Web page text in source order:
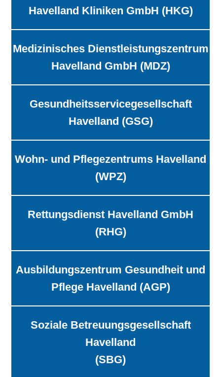
Havelland Kliniken GmbH (HKG)
Medizinisches Dienstleistungszentrum
Havelland GmbH (MDZ)
Gesundheitsservicegesellschaft
Havelland (GSG)
Wohn- und Pflegezentrums Havelland
(WPZ)
Rettungsdienst Havelland GmbH
(RHG)
Ausbildungszentrum Gesundheit und
Pflege Havelland (AGP)
Soziale Betreuungsgesellschaft
Havelland
(SBG)